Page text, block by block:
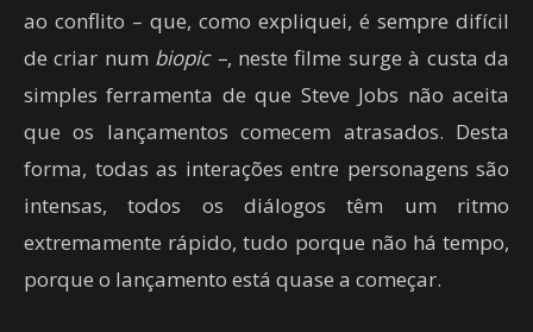
ao conflito – que, como expliquei, é sempre difícil
de criar num biopic –, neste filme surge à custa da
simples ferramenta de que Steve Jobs não aceita
que os lançamentos comecem atrasados. Desta
forma, todas as interações entre personagens são
intensas, todos os diálogos têm um ritmo
extremamente rápido, tudo porque não há tempo,
porque o lançamento está quase a começar.